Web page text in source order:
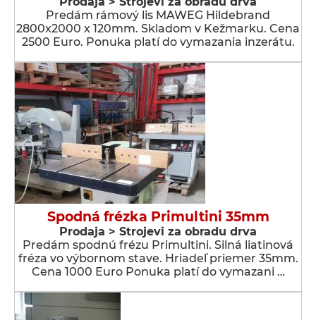
Predám rámový lis MAWEG Hildebrand
2800x2000 x 120mm. Skladom v Kežmarku. Cena
2500 Euro. Ponuka platí do vymazania inzerátu.
Spodná frézka Primultini 35mm
Prodaja > Strojevi za obradu drva
Predám spodnú frézu Primultini. Silná liatinová
fréza vo výbornom stave. Hriadeľ priemer 35mm.
Cena 1000 Euro Ponuka platí do vymazani …